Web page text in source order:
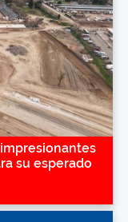
su esperado